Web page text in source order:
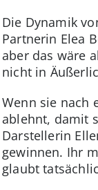
Die Dynamik
Partnerin Elea
aber das wäre
nicht in
Wenn sie nach
ablehnt, damit
Darstellerin
gewinnen. Ihr
glaubt